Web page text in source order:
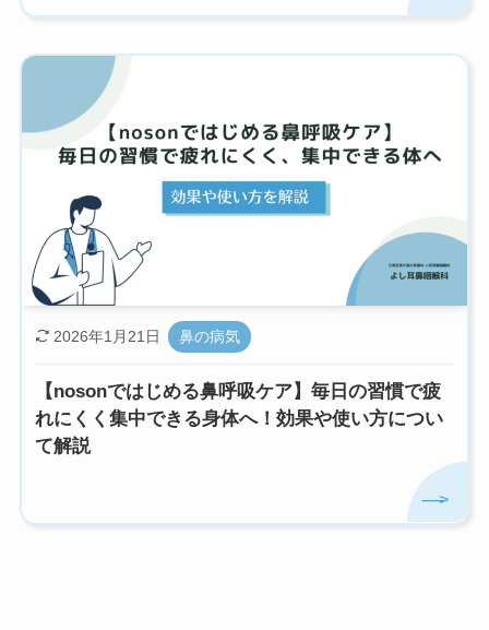
【nosonではじめる鼻呼吸ケア】毎日の習慣で疲
れにくく集中できる身体へ！効果や使い方につい
て解説
2026年1月21日 鼻の病気